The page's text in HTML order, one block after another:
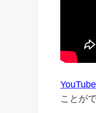
ことが